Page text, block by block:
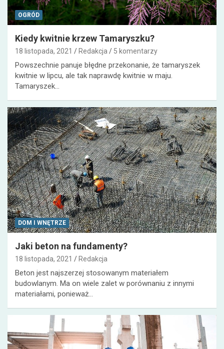
OGRÓD
Kiedy kwitnie krzew Tamaryszku?
18 listopada, 2021 Redakcja 5 komentarzy
Powszechnie panuje błędne przekonanie, że tamaryszek
kwitnie w lipcu, ale tak naprawdę kwitnie w maju.
Tamaryszek…
DOM I WNĘTRZE
Jaki beton na fundamenty?
18 listopada, 2021 Redakcja
Beton jest najszerzej stosowanym materiałem
budowlanym. Ma on wiele zalet w porównaniu z innymi
materiałami, ponieważ…